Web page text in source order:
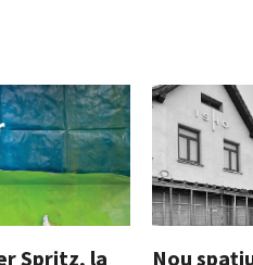
Spritz, la
Nou